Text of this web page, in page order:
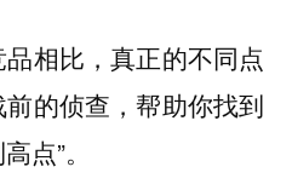
相比，真正的不同点
的侦查，帮助你找到
点”。